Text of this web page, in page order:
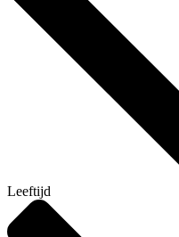
Leeftijd